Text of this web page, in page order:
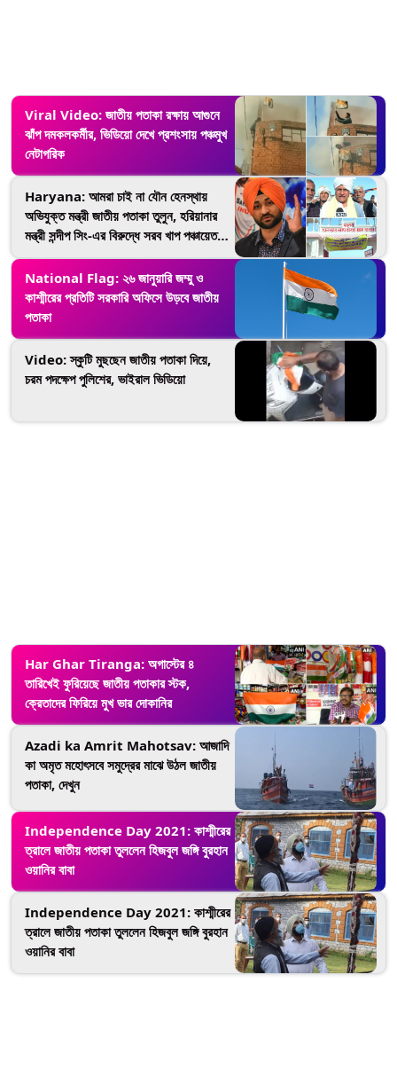
Viral Video: জাতীয় পতাকা রক্ষায় আগুনে
ঝাঁপ দমকলকর্মীর, ভিডিয়ো দেখে প্রশংসায় পঞ্চমুখ
নেটাগরিক
Haryana: আমরা চাই না যৌন হেনস্থায়
অভিযুক্ত মন্ত্রী জাতীয় পতাকা তুলুন, হরিয়ানার
মন্ত্রী সন্দীপ সিং-এর বিরুদ্ধে সরব খাপ পঞ্চায়েত
প্রধান
National Flag: ২৬ জানুয়ারি জম্মু ও
কাশ্মীরের প্রতিটি সরকারি অফিসে উড়বে জাতীয়
পতাকা
Video: স্কুটি মুছছেন জাতীয় পতাকা দিয়ে,
চরম পদক্ষেপ পুলিশের, ভাইরাল ভিডিয়ো
Har Ghar Tiranga: অগাস্টের ৪
তারিখেই ফুরিয়েছে জাতীয় পতাকার স্টক,
ক্রেতাদের ফিরিয়ে মুখ ভার দোকানির
Azadi ka Amrit Mahotsav: আজাদি
কা অমৃত মহোৎসবে সমুদ্রের মাঝে উঠল জাতীয়
পতাকা, দেখুন
Independence Day 2021: কাশ্মীরের
ত্রালে জাতীয় পতাকা তুললেন হিজবুল জঙ্গি বুরহান
ওয়ানির বাবা
Independence Day 2021: কাশ্মীরের
ত্রালে জাতীয় পতাকা তুললেন হিজবুল জঙ্গি বুরহান
ওয়ানির বাবা